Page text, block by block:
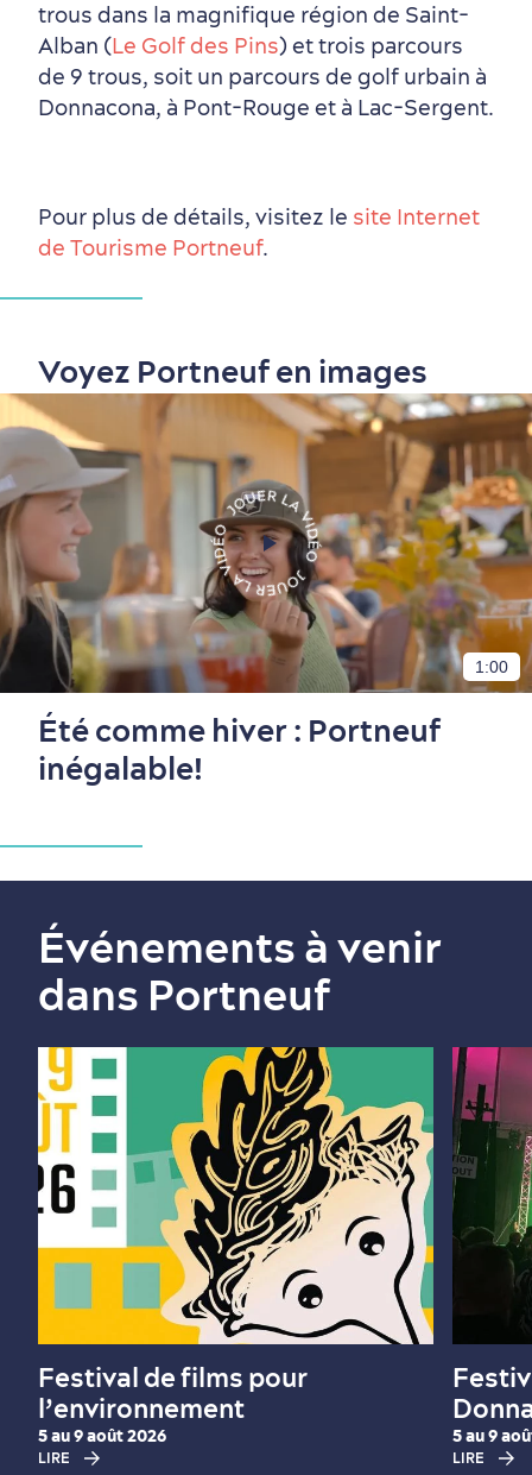
trous dans la magnifique région de Saint-
Alban (Le Golf des Pins) et trois parcours
de 9 trous, soit un parcours de golf urbain à
Donnacona, à Pont-Rouge et à Lac-Sergent.
Pour plus de détails, visitez le site Internet
de Tourisme Portneuf.
Voyez Portneuf en images
1:00
Été comme hiver : Portneuf
inégalable!
Événements à venir
dans Portneuf
Festival de films pour
l’environnement
5 au 9 août 2026
LIRE
5 au 9
LIRE